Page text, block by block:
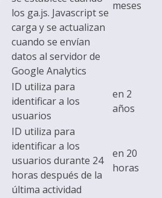
los ga.js. Javascript se
carga y se actualizan
cuando se envían
datos al servidor de
Google Analytics
meses
ID utiliza para
identificar a los
usuarios
en 2
años
ID utiliza para
identificar a los
usuarios durante 24
horas después de la
última actividad
en 20
horas